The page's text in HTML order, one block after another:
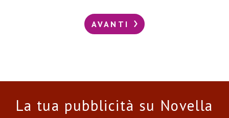
AVANTI
La tua pubblicità su Novella